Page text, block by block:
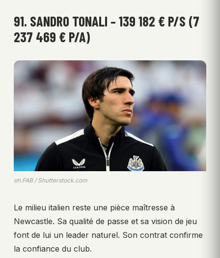
91. SANDRO TONALI – 139 182 € P/S (7
237 469 € P/A)
ph.FAB / Shutterstock.com
Le milieu italien reste une pièce maîtresse à
Newcastle. Sa qualité de passe et sa vision de jeu
font de lui un leader naturel. Son contrat confirme
la confiance du club.